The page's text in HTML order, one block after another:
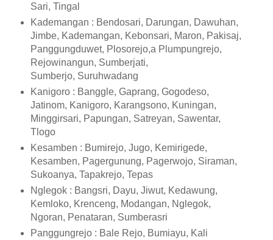
Sari, Tingal
Kademangan : Bendosari, Darungan, Dawuhan,
Jimbe, Kademangan, Kebonsari, Maron, Pakisaj,
Panggungduwet, Plosorejo,a Plumpungrejo,
Rejowinangun, Sumberjati,
Sumberjo, Suruhwadang
Kanigoro : Banggle, Gaprang, Gogodeso,
Jatinom, Kanigoro, Karangsono, Kuningan,
Minggirsari, Papungan, Satreyan, Sawentar,
Tlogo
Kesamben : Bumirejo, Jugo, Kemirigede,
Kesamben, Pagergunung, Pagerwojo, Siraman,
Sukoanya, Tapakrejo, Tepas
Nglegok : Bangsri, Dayu, Jiwut, Kedawung,
Kemloko, Krenceng, Modangan, Nglegok,
Ngoran, Penataran, Sumberasri
Panggungrejo : Bale Rejo, Bumiayu, Kali